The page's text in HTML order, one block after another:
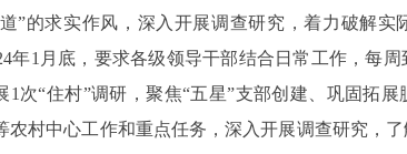
”的求实作风，深入开展调查研究，着力破解实
年1月底，要求各级领导干部结合日常工作，每
次“住村”调研，聚焦“五星”支部创建、巩固拓
农村中心工作和重点任务，深入开展调查研究，